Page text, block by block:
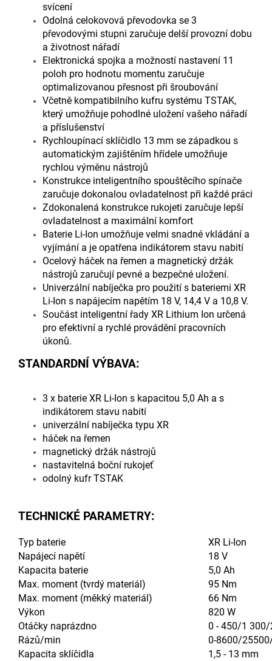
svícení
Odolná celokovová převodovka se 3
převodovými stupni zaručuje delší provozní dobu
a životnost nářadí
Elektronická spojka a možností nastavení 11
poloh pro hodnotu momentu zaručuje
optimalizovanou přesnost při šroubování
Včetně kompatibilního kufru systému TSTAK,
který umožňuje pohodlné uložení vašeho nářadí
a příslušenství
Rychloupínací sklíčidlo 13 mm se západkou s
automatickým zajištěním hřídele umožňuje
rychlou výměnu nástrojů
Konstrukce inteligentního spouštěcího spínače
zaručuje dokonalou ovladatelnost při každé práci
Zdokonalená konstrukce rukojeti zaručuje lepší
ovladatelnost a maximální komfort
Baterie Li-Ion umožňuje velmi snadné vkládání a
vyjímání a je opatřena indikátorem stavu nabití
Ocelový háček na řemen a magnetický držák
nástrojů zaručují pevné a bezpečné uložení.
Univerzální nabíječka pro použití s bateriemi XR
Li-Ion s napájecím napětím 18 V, 14,4 V a 10,8 V.
Součást inteligentní řady XR Lithium Ion určená
pro efektivní a rychlé provádění pracovních
úkonů.
STANDARDNÍ VÝBAVA:
3 x baterie XR Li-Ion s kapacitou 5,0 Ah a s
indikátorem stavu nabití
univerzální nabíječka typu XR
háček na řemen
magnetický držák nástrojů
nastavitelná boční rukojeť
odolný kufr TSTAK
TECHNICKÉ PARAMETRY:
Typ baterie
XR Li-Ion
Napájecí napětí
18 V
Kapacita baterie
5,0 Ah
Max. moment (tvrdý materiál)
95 Nm
Max. moment (měkký materiál)
66 Nm
Výkon
820 W
Otáčky naprázdno
0 - 450/1
Rázů/min
0-8600/
Kapacita sklíčidla
1,5 - 13 mm